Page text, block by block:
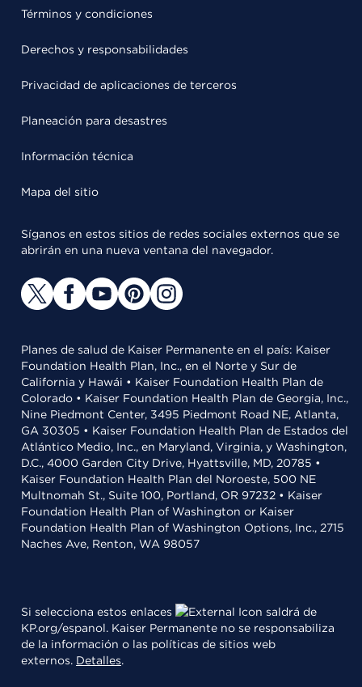
Términos y condiciones
Derechos y responsabilidades
Privacidad de aplicaciones de terceros
Planeación para desastres
Información técnica
Mapa del sitio
Síganos en estos sitios de redes sociales externos que se
abrirán en una nueva ventana del navegador.
Planes de salud de Kaiser Permanente en el país: Kaiser
Foundation Health Plan, Inc., en el Norte y Sur de
California y Hawái • Kaiser Foundation Health Plan de
Colorado • Kaiser Foundation Health Plan de Georgia, Inc.,
Nine Piedmont Center, 3495 Piedmont Road NE, Atlanta,
GA 30305 • Kaiser Foundation Health Plan de Estados del
Atlántico Medio, Inc., en Maryland, Virginia, y Washington,
D.C., 4000 Garden City Drive, Hyattsville, MD, 20785 •
Kaiser Foundation Health Plan del Noroeste, 500 NE
Multnomah St., Suite 100, Portland, OR 97232 • Kaiser
Foundation Health Plan of Washington or Kaiser
Foundation Health Plan of Washington Options, Inc., 2715
Naches Ave, Renton, WA 98057
Si selecciona estos enlaces
saldrá de
KP.org/espanol. Kaiser Permanente no se responsabiliza
de la información o las políticas de sitios web
externos. Detalles.